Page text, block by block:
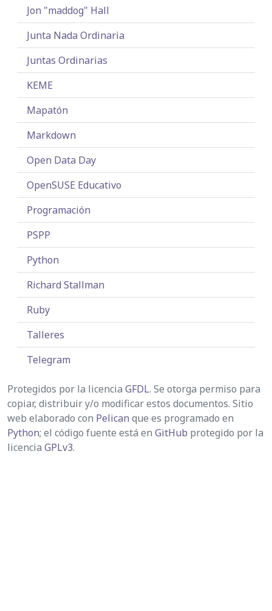
Jon "maddog" Hall
Junta Nada Ordinaria
Juntas Ordinarias
KEME
Mapatón
Markdown
Open Data Day
OpenSUSE Educativo
Programación
PSPP
Python
Richard Stallman
Ruby
Talleres
Telegram
Protegidos por la licencia GFDL. Se otorga permiso para
copiar, distribuir y/o modificar estos documentos. Sitio
web elaborado con Pelican que es programado en
Python; el código fuente está en GitHub protegido por la
licencia GPLv3.